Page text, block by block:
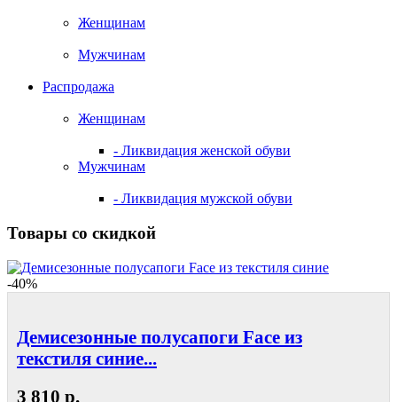
Женщинам
Мужчинам
Распродажа
Женщинам
- Ликвидация женской обуви
Мужчинам
- Ликвидация мужской обуви
Товары со скидкой
-40%
Демисезонные полусапоги Face из
текстиля синие...
3 810 р.